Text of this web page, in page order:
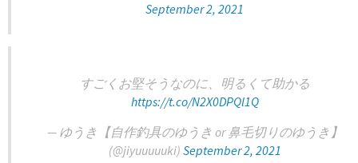
September 2, 2021
すごくお堅そうなのに、明るくて助かる
https://t.co/N2X0DPQl1Q
— ゆうき【自作釣具のゆうき or 鼻毛切りのゆうき】
(@jiyuuuuuki) September 2, 2021